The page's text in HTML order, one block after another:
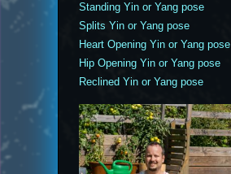
Standing Yin or Yang pose
Splits Yin or Yang pose
Heart Opening Yin or Yang pose
Hip Opening Yin or Yang pose
Reclined Yin or Yang pose